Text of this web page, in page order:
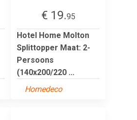
€ 19.95
Hotel Home Molton
Splittopper Maat: 2-
Persoons
(140x200/220 ...
Homedeco